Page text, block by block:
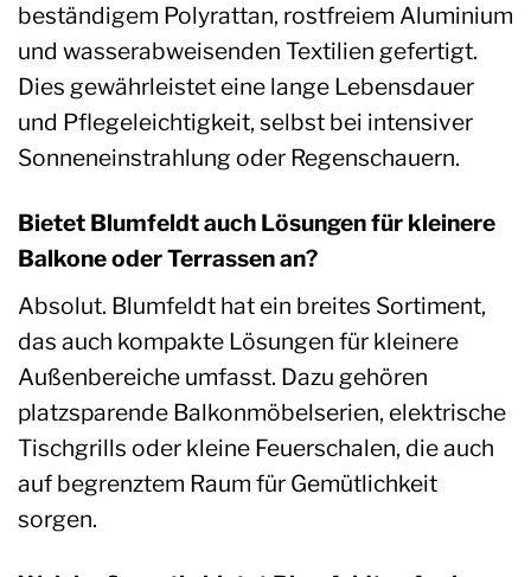
beständigem Polyrattan, rostfreiem Aluminium
und wasserabweisenden Textilien gefertigt.
Dies gewährleistet eine lange Lebensdauer
und Pflegeleichtigkeit, selbst bei intensiver
Sonneneinstrahlung oder Regenschauern.
Bietet Blumfeldt auch Lösungen für kleinere
Balkone oder Terrassen an?
Absolut. Blumfeldt hat ein breites Sortiment,
das auch kompakte Lösungen für kleinere
Außenbereiche umfasst. Dazu gehören
platzsparende Balkonmöbelserien, elektrische
Tischgrills oder kleine Feuerschalen, die auch
auf begrenztem Raum für Gemütlichkeit
sorgen.